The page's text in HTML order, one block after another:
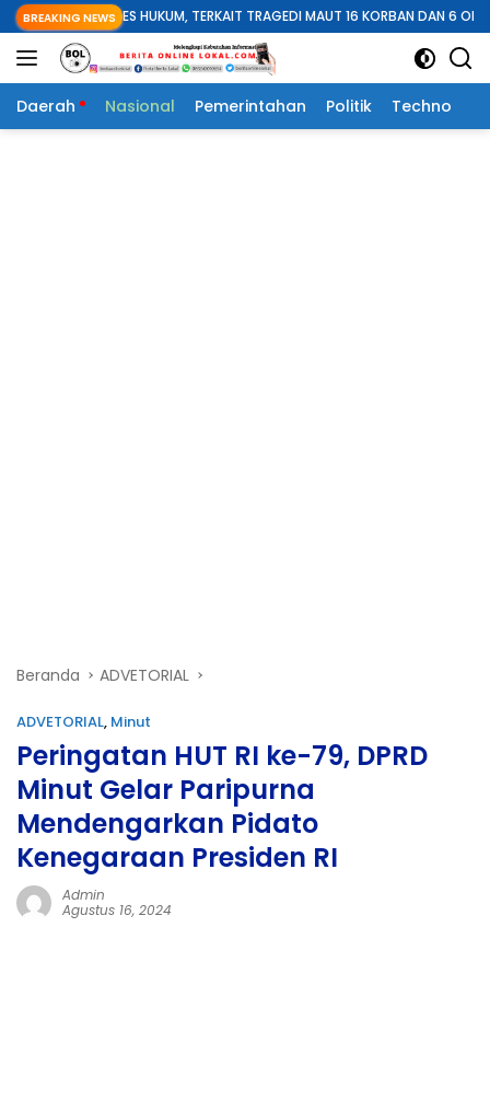
Langsung
ke
konten
BREAKING NEWSHUKUM, TERKAIT TRAGEDI MAUT 16 KORBAN DAN 6 ORANG LAINYA
Daerah Nasional Pemerintahan Politik Techno
Beranda ADVETORIAL
ADVETORIAL, Minut
Peringatan HUT RI ke-79, DPRD
Minut Gelar Paripurna
Mendengarkan Pidato
Kenegaraan Presiden RI
Admin
Agustus 16, 2024